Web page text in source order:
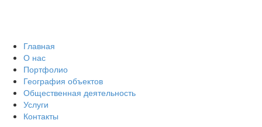
Главная
О нас
Портфолио
География объектов
Общественная деятельность
Услуги
Контакты